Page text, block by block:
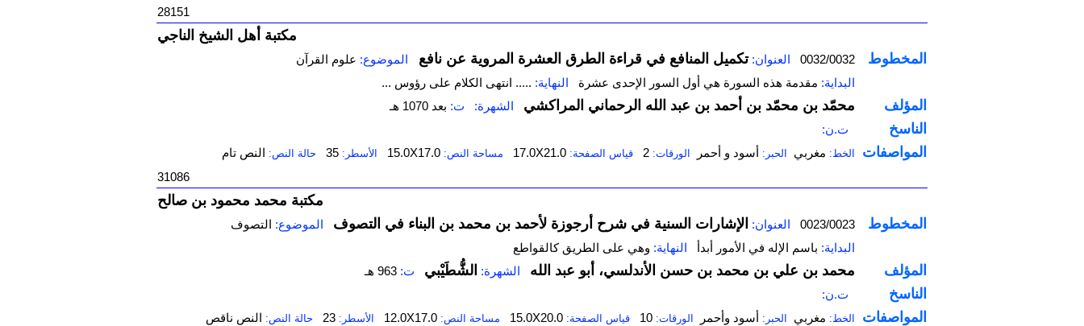
28151
مكتبة أهل الشيخ الناجي
0032/0032 العنوان: ‌تكميل ‌المنافع في قراءة الطرق العشرة المروية عن نافع الموضوع: علوم القرآن المخطوط
البداية: مقدمة هذه السورة هي أول السور الإحدى عشرة النهاية: ..... انتهى الكلام على رؤوس ...
محمّد بن محمّد بن أحمد بن عبد الله الرحماني المراكشي الشهرة: ت: بعد 1070 هـ المؤلف
ت.ن: الناسخ
الخط: مغربي الحبر: أسود و أحمر الورقات: 2 قياس الصفحة: 17.0X21.0 مساحة النص: 15.0X17.0 الأسطر: 35 حالة النص: النص تام المواصفات
31086
مكتبة محمد محمود بن صالح
0023/0023 العنوان: ‌الإشارات ‌السنية في شرح أرجوزة لأحمد بن محمد بن البناء في التصوف الموضوع: التصوف المخطوط
البداية: باسم الإله في الأمور أبدأ النهاية: وهي على الطريق كالقواطع
محمد بن علي بن محمد بن حسن الأندلسي، أبو عبد الله الشهرة: ‌‌الشُّطَيْبي ت: 963 هـ المؤلف
ت.ن: الناسخ
الخط: مغربي الحبر: أسود وأحمر الورقات: 10 قياس الصفحة: 15.0X20.0 مساحة النص: 12.0X17.0 الأسطر: 23 حالة النص: النص ناقص المواصفات